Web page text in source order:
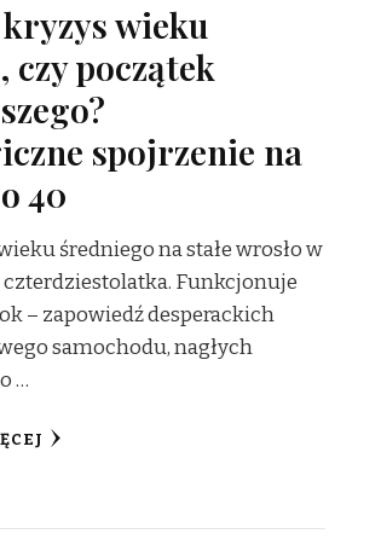
wieku
czy początek
spojrzenie na
40
średniego na stałe wrosło w
Funkcjonuje
– zapowiedź desperackich
samochodu, nagłych
…